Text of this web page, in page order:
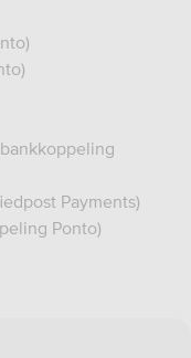
Payments)
Ponto)